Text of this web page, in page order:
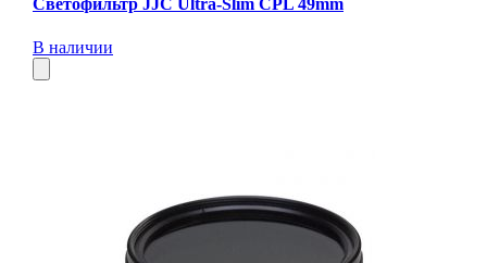
Светофильтр JJC Ultra-Slim CPL 49mm
В наличии